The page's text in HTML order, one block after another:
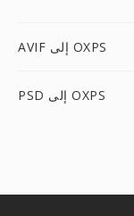
AVIF إلى OXPS
PSD إلى OXPS